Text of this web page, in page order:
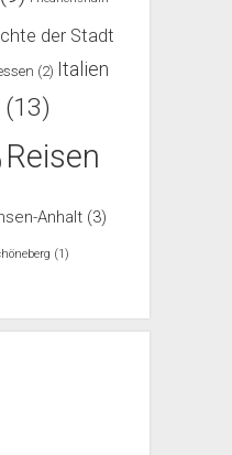
der Stadt
(2) Italien
(13)
Reisen
Anhalt (3)
(1)